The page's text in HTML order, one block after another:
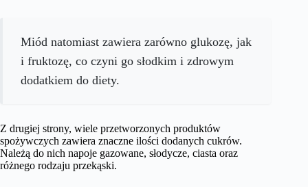
Miód natomiast zawiera zarówno glukozę, jak
i fruktozę, co czyni go słodkim i zdrowym
dodatkiem do diety.
Z drugiej strony, wiele przetworzonych produktów
spożywczych zawiera znaczne ilości dodanych cukrów.
Należą do nich napoje gazowane, słodycze, ciasta oraz
różnego rodzaju przekąski.